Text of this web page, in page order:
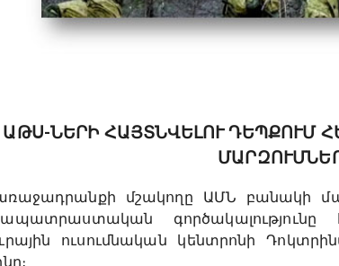
ԱԹՍ-ՆԵՐԻ ՀԱՅՏՆՎԵԼՈՒ ԴԵՊՔՈՒՄ
մշակողը ԱՄՆ բանակի
ուսումնական կենտրոնի